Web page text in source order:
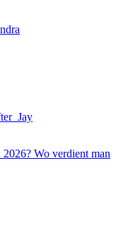
2026? Wo verdient man